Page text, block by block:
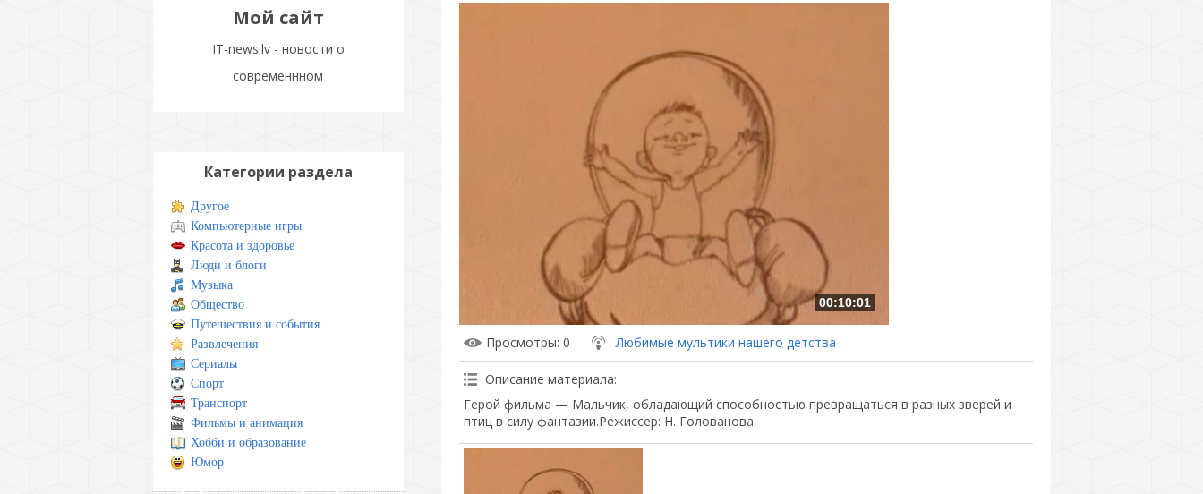
Мой сайт
IT-news.lv - новости о
современнном
00:10:01
Просмотры: 0 Любимые мультики нашего детства
Описание материала:
Герой фильма — Мальчик, обладающий способностью превращаться в разных зверей и
птиц в силу фантазии.Режиссер: Н. Голованова.
Категории раздела
Другое
Компьютерные игры
Красота и здоровье
Люди и блоги
Музыка
Общество
Путешествия и события
Развлечения
Сериалы
Спорт
Транспорт
Фильмы и анимация
Хобби и образование
Юмор